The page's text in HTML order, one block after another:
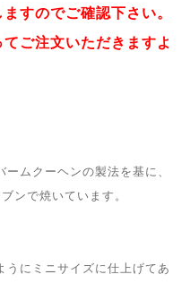
すのでご確認下さい。
ご注文いただきますよ
ムクーヘンの製法を基に、
ンで焼いています。
うにミニサイズに仕上げてあ